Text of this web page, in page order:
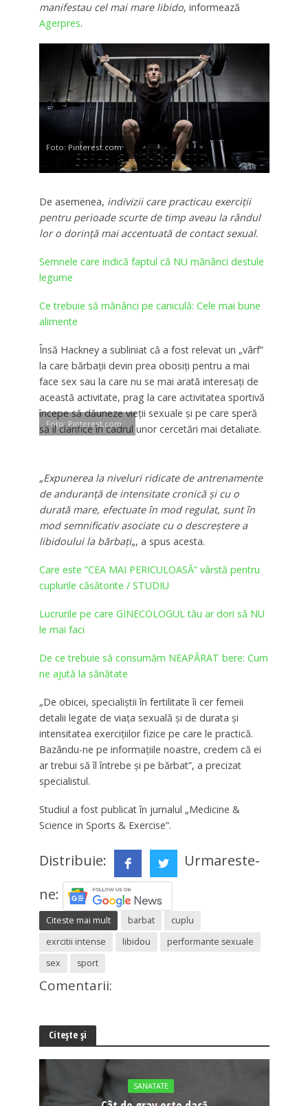
manifestau cel mai mare libido, informează
Agerpres.
Foto: Pinterest.com
De asemenea, indivizii care practicau exerciții
pentru perioade scurte de timp aveau la rândul
lor o dorință mai accentuată de contact sexual.
Semnele care indică faptul că NU mănânci destule
legume
Ce trebuie să mănânci pe caniculă: Cele mai bune
alimente
Însă Hackney a subliniat că a fost relevat un „vârf”
la care bărbații devin prea obosiți pentru a mai
face sex sau la care nu se mai arată interesați de
această activitate, prag la care activitatea sportivă
începe să dăuneze vieții sexuale și pe care speră
să îl clarifice în cadrul unor cercetări mai detaliate.
Foto: Pinterest.com
„Expunerea la niveluri ridicate de antrenamente
de anduranță de intensitate cronică și cu o
durată mare, efectuate în mod regulat, sunt în
mod semnificativ asociate cu o descreștere a
libidoului la bărbați„, a spus acesta.
Care este ”CEA MAI PERICULOASĂ” vârstă pentru
cuplurile căsătorite / STUDIU
Lucrurile pe care GINECOLOGUL tău ar dori să NU
le mai faci
De ce trebuie să consumăm NEAPĂRAT bere: Cum
ne ajută la sănătate
„De obicei, specialiștii în fertilitate îi cer femeii
detalii legate de viața sexuală și de durata și
intensitatea exercițiilor fizice pe care le practică.
Bazându-ne pe informațiile noastre, credem că ei
ar trebui să îl întrebe și pe bărbat”, a precizat
specialistul.
Studiul a fost publicat în jurnalul „Medicine &
Science in Sports & Exercise”.
Distribuie:
Urmareste-
ne:
Citeste mai mult barbat
cuplu
exrcitii intense
libidou
performante sexuale
sex
sport
Comentarii:
Citește și
SANATATE